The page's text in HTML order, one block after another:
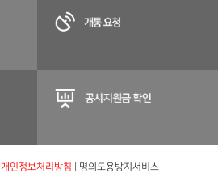
개인정보처리방침 명의도용방지서비스